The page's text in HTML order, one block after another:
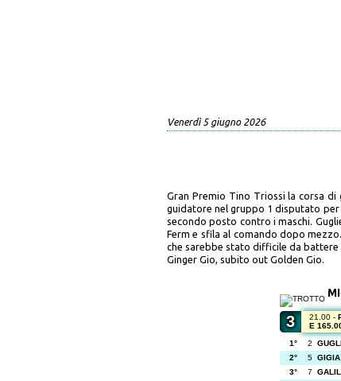
Venerdì 5 giugno 2026
Gran Premio Tino Triossi la corsa
guidatore nel gruppo 1 disputato per
secondo posto contro i maschi.
Ferm e sfila al comando dopo
che sarebbe stato difficile da battere
Ginger Gio, subito out Golden Gio.
3 21.00 -
E
1°
2
2°
5
3°
7